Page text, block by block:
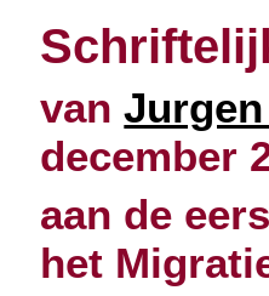
van
december
aan de
het